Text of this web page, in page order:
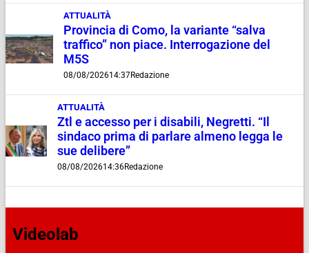
ATTUALITÀ
Provincia di Como, la variante “salva
traffico” non piace. Interrogazione del
M5S
08/08/202614:37Redazione
ATTUALITÀ
Ztl e accesso per i disabili, Negretti. “Il
sindaco prima di parlare almeno legga le
sue delibere”
08/08/202614:36Redazione
Videolab